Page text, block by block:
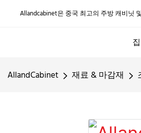
Allandcabinet은 중국 최고의 주방 캐비닛
집
AllandCabinet 재료 & 마감재